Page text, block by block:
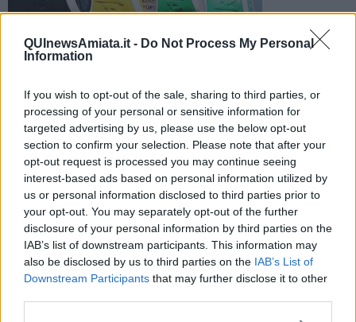
QUInewsAmiata.it - Do Not Process My Personal
Information
If you wish to opt-out of the sale, sharing to third parties, or
processing of your personal or sensitive information for
targeted advertising by us, please use the below opt-out
section to confirm your selection. Please note that after your
opt-out request is processed you may continue seeing
interest-based ads based on personal information utilized by
us or personal information disclosed to third parties prior to
your opt-out. You may separately opt-out of the further
disclosure of your personal information by third parties on the
IAB’s list of downstream participants. This information may
also be disclosed by us to third parties on the IAB’s List of
Downstream Participants that may further disclose it to other
Ecco l'elenco dei prezzi del carburante in provincia di
Grosseto. Comune per comune gli impianti più economici
dove fare rifornimento.
PROVINCIA DI GROSSETO —Questi i prezzi dei carburanti
rilevati al giorno 16 novembre 2024dal Ministero dello
sviluppo economico